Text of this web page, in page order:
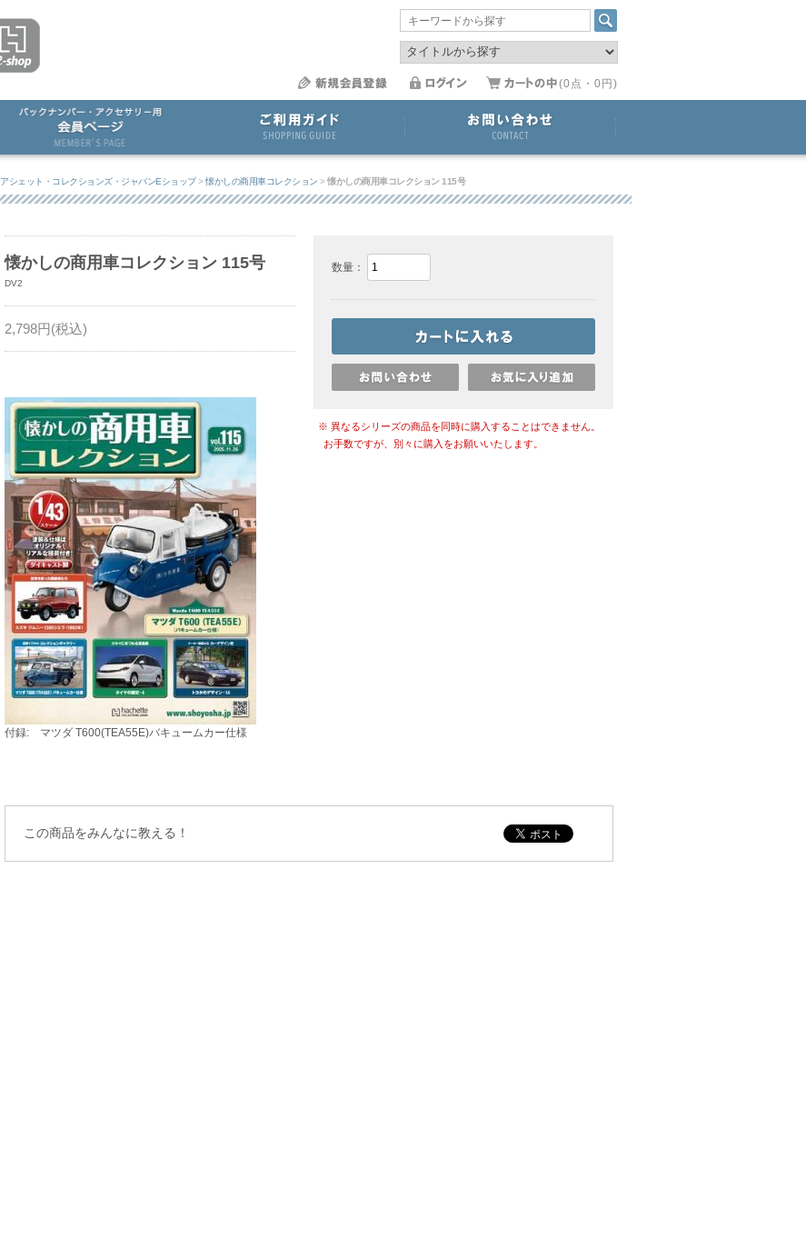
(0点・0円)
アシェット・コレクションズ・ジャパンEショップ>懐かしの商用車コレクション >懐かしの商用車コレクション 115号
懐かしの商用車コレクション 115号
DV2
2,798円(税込)
付録: マツダ T600(TEA55E)バキュームカー仕様
数量：
※ 異なるシリーズの商品を同時に購入することはできません。
お手数ですが、別々に購入をお願いいたします。
この商品をみんなに教える！